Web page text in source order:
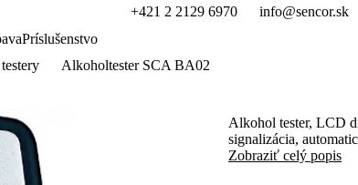
+421 2 2129 6970 info@sencor.sk
Príslušenstvo
Alkoholtester SCA BA02
Alkohol tester, LCD
signalizácia,
Zobraziť celý popis